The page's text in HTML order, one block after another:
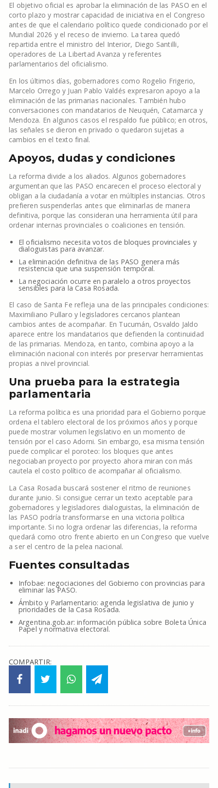
El objetivo oficial es aprobar la eliminación de las PASO en el
corto plazo y mostrar capacidad de iniciativa en el Congreso
antes de que el calendario político quede condicionado por el
Mundial 2026 y el receso de invierno. La tarea quedó
repartida entre el ministro del Interior, Diego Santilli,
operadores de La Libertad Avanza y referentes
parlamentarios del oficialismo.
En los últimos días, gobernadores como Rogelio Frigerio,
Marcelo Orrego y Juan Pablo Valdés expresaron apoyo a la
eliminación de las primarias nacionales. También hubo
conversaciones con mandatarios de Neuquén, Catamarca y
Mendoza. En algunos casos el respaldo fue público; en otros,
las señales se dieron en privado o quedaron sujetas a
cambios en el texto final.
Apoyos, dudas y condiciones
La reforma divide a los aliados. Algunos gobernadores
argumentan que las PASO encarecen el proceso electoral y
obligan a la ciudadanía a votar en múltiples instancias. Otros
prefieren suspenderlas antes que eliminarlas de manera
definitiva, porque las consideran una herramienta útil para
ordenar internas provinciales o coaliciones en tensión.
El oficialismo necesita votos de bloques provinciales y
dialoguistas para avanzar.
La eliminación definitiva de las PASO genera más
resistencia que una suspensión temporal.
La negociación ocurre en paralelo a otros proyectos
sensibles para la Casa Rosada.
El caso de Santa Fe refleja una de las principales condiciones:
Maximiliano Pullaro y legisladores cercanos plantean
cambios antes de acompañar. En Tucumán, Osvaldo Jaldo
aparece entre los mandatarios que defienden la continuidad
de las primarias. Mendoza, en tanto, combina apoyo a la
eliminación nacional con interés por preservar herramientas
propias a nivel provincial.
Una prueba para la estrategia
parlamentaria
La reforma política es una prioridad para el Gobierno porque
ordena el tablero electoral de los próximos años y porque
puede mostrar volumen legislativo en un momento de
tensión por el caso Adorni. Sin embargo, esa misma tensión
puede complicar el poroteo: los bloques que antes
negociaban proyecto por proyecto ahora miran con más
cautela el costo político de acompañar al oficialismo.
La Casa Rosada buscará sostener el ritmo de reuniones
durante junio. Si consigue cerrar un texto aceptable para
gobernadores y legisladores dialoguistas, la eliminación de
las PASO podría transformarse en una victoria política
importante. Si no logra ordenar las diferencias, la reforma
quedará como otro frente abierto en un Congreso que vuelve
a ser el centro de la pelea nacional.
Fuentes consultadas
Infobae: negociaciones del Gobierno con provincias para
eliminar las PASO.
Ámbito y Parlamentario: agenda legislativa de junio y
prioridades de la Casa Rosada.
Argentina.gob.ar: información pública sobre Boleta Única
Papel y normativa electoral.
COMPARTIR: